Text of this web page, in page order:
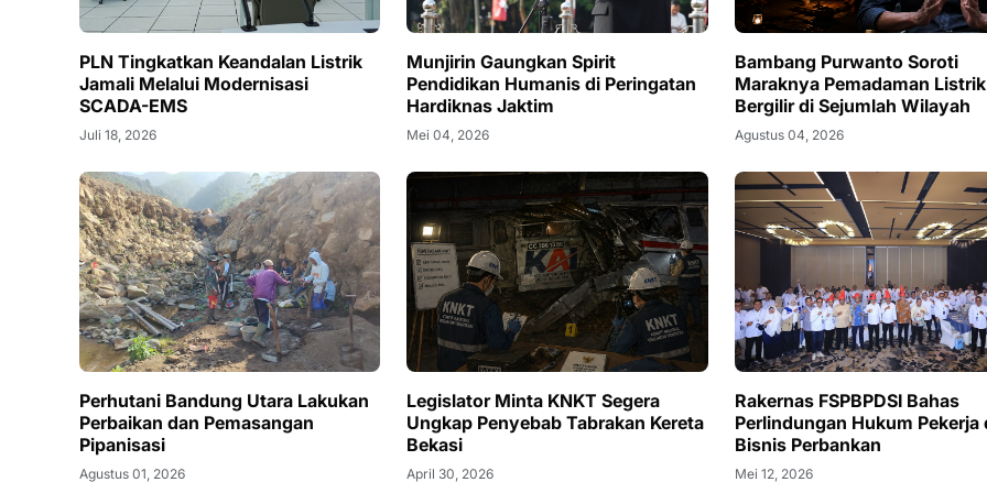
PLN Tingkatkan Keandalan Listrik
Jamali Melalui Modernisasi
SCADA-EMS
Juli 18, 2026
Munjirin Gaungkan Spirit
Pendidikan Humanis di Peringatan
Hardiknas Jaktim
Mei 04, 2026
Bambang Purwanto Soroti
Maraknya Pemadaman Listrik
Bergilir di Sejumlah Wilayah
Agustus 04, 2026
Perhutani Bandung Utara Lakukan
Perbaikan dan Pemasangan
Pipanisasi
Agustus 01, 2026
Legislator Minta KNKT Segera
Ungkap Penyebab Tabrakan Kereta
Bekasi
April 30, 2026
Rakernas FSPBPDSI Bahas
Perlindungan Hukum Pekerja
Bisnis Perbankan
Mei 12, 2026